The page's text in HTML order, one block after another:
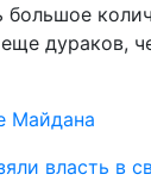
Майдана
власть в